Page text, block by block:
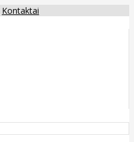
Kontaktai